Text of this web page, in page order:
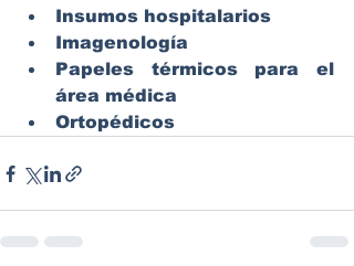
Insumos hospitalarios
Imagenología
Papeles térmicos para el
área médica
Ortopédicos